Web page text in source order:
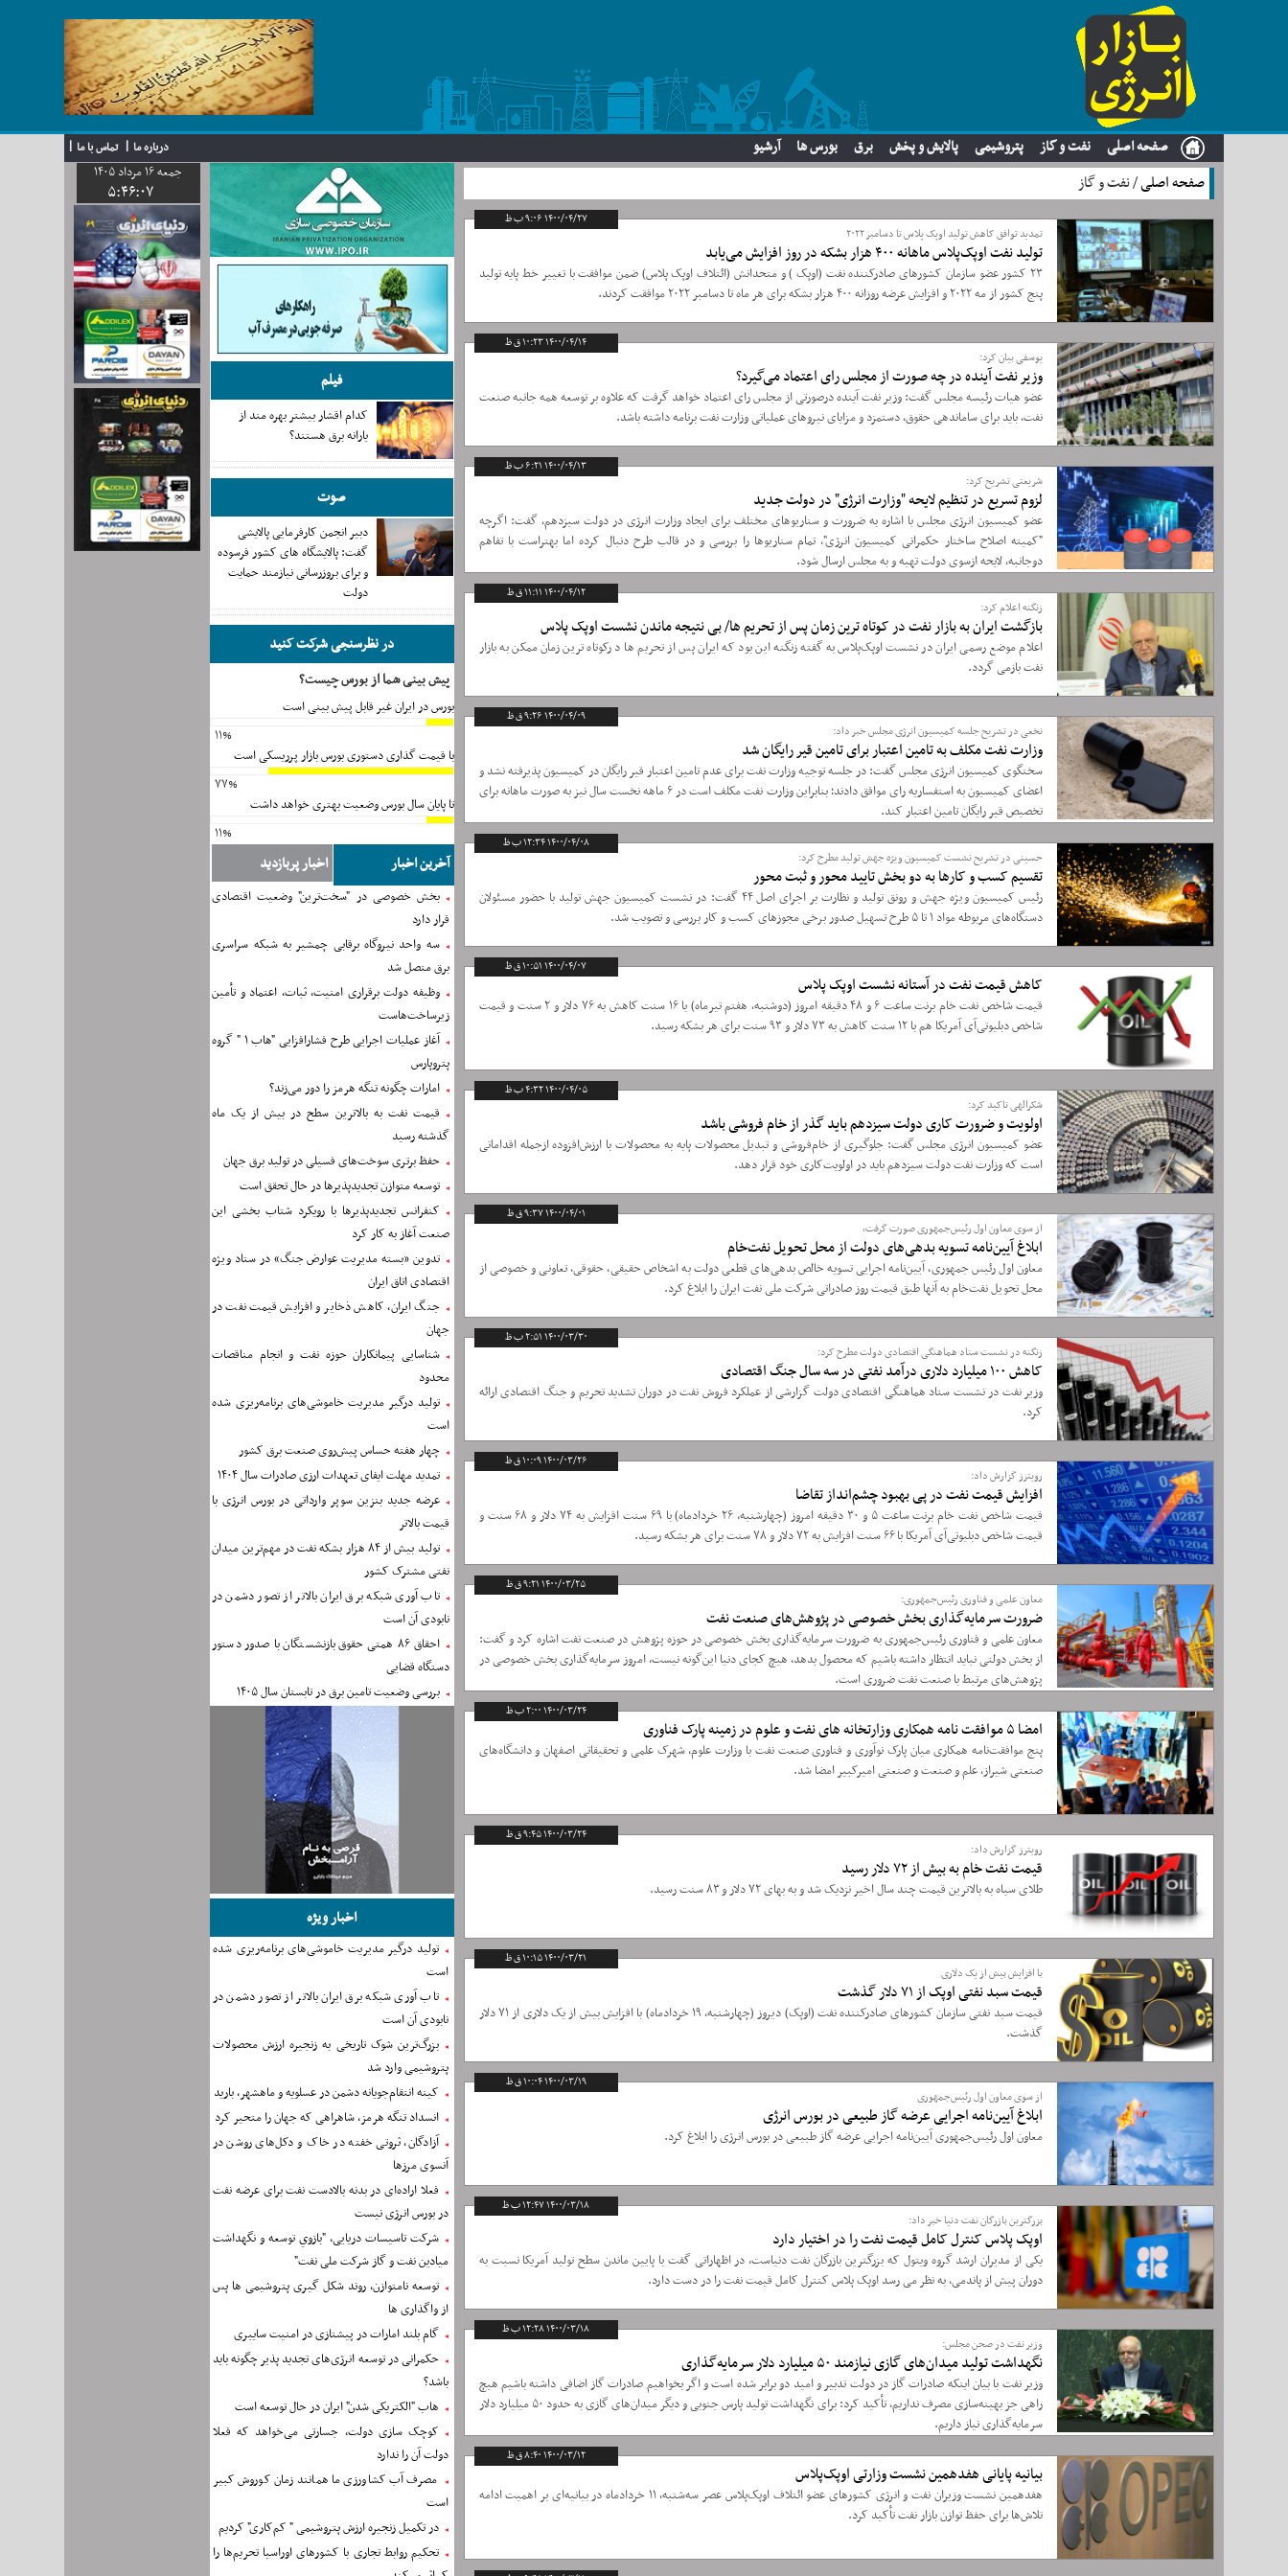
صفحه اصلی نفت و گاز پتروشیمی پالایش و پخش برق بورس ها آرشیو درباره ما |تماس با ما |
صفحه اصلی/ نفت و گاز
تمدید توافق کاهش تولید اوپک پلاس تا دسامبر ۲۰۲۲
تولید نفت اوپک‌پلاس ماهانه ۴۰۰ هزار بشکه‌ در روز افزایش می‌یابد
۲۳ کشور عضو سازمان کشورهای صادرکننده نفت (اوپک ) و متحدانش (ائتلاف اوپک پلاس) ضمن موافقت با تغییر خط پایه تولید
پنج کشور از مه ۲۰۲۲ و افزایش عرضه روزانه ۴۰۰ هزار بشکه برای هر ماه تا دسامبر ۲۰۲۲ موافقت کردند.
۱۴۰۰/۰۴/۲۷ ۹:۰۶ ب ظ
یوسفی بیان کرد:
وزیر نفت آینده در چه صورت از مجلس رای اعتماد می‌گیرد؟
عضو هیات رئیسه مجلس گفت: وزیر نفت آینده درصورتی از مجلس رای اعتماد خواهد گرفت که علاوه بر توسعه همه جانبه صنعت
نفت، باید برای ساماندهی حقوق، دستمزد و مزایای نیروهای عملیاتی وزارت نفت برنامه داشته باشد.
۱۴۰۰/۰۴/۱۴ ۱۰:۲۳ ق ظ
شریعتی تشریح کرد:
لزوم تسریع در تنظیم لایحه "وزارت انرژی" در دولت جدید
عضو کمیسیون انرژی مجلس با اشاره به ضرورت و سناریوهای مختلف برای ایجاد وزارت انرژی در دولت سیزدهم، گفت: اگرچه
"کمیته اصلاح ساختار حکمرانی کمیسیون انرژی"، تمام سناریوها را بررسی و در قالب طرح دنبال کرده اما بهتراست با تفاهم
دوجانبه، لایحه ازسوی دولت تهیه و به مجلس ارسال شود.
۱۴۰۰/۰۴/۱۳ ۶:۲۱ ب ظ
زنگنه اعلام کرد:
بازگشت ایران به بازار نفت در کوتاه ترین زمان پس از تحریم ها/ بی نتیجه ماندن نشست اوپک پلاس
اعلام موضع رسمی ایران در نشست اوپک‌پلاس به گفته زنگنه این بود که ایران پس از تحریم ها د رکوتاه ترین زمان ممکن به بازار
نفت بازمی گردد.
۱۴۰۰/۰۴/۱۲ ۱۱:۱۱ ق ظ
نخعی در تشریح جلسه کمیسیون انرژی مجلس خبر داد:
وزارت نفت مکلف به تامین اعتبار برای تامین قیر رایگان شد
سخنگوی کمیسیون انرژی مجلس گفت: در جلسه توجیه وزارت نفت برای عدم تامین اعتبار قیر رایگان در کمیسیون پذیرفته نشد و
اعضای کمیسیون به استفساریه رای موافق دادند؛ بنابراین وزارت نفت مکلف است در ۶ ماهه نخست سال نیز به صورت ماهانه برای
تخصیص قیر رایگان تامین اعتبار کند.
۱۴۰۰/۰۴/۰۹ ۹:۲۶ ق ظ
حسینی در تشریح نشست کمیسیون ویژه جهش تولید مطرح کرد:
تقسیم کسب و کارها به دو بخش تایید محور و ثبت محور
رئیس کمیسیون ویژه جهش و رونق تولید و نظارت بر اجرای اصل ۴۴ گفت: در نشست کمیسیون جهش تولید با حضور مسئولان
دستگاه‌های مربوطه مواد ۱ تا ۵ طرح تسهیل صدور برخی مجوزهای کسب و کار بررسی و تصویب شد.
۱۴۰۰/۰۴/۰۸ ۱۲:۳۴ ب ظ
کاهش قیمت نفت در آستانه نشست اوپک پلاس
قیمت شاخص نفت خام برنت ساعت ۶ و ۴۸ دقیقه امروز (دوشنبه، هفتم تیرماه) با ۱۶ سنت کاهش به ۷۶ دلار و ۲ سنت و قیمت
شاخص دبلیوتی‌آی آمریکا هم با ۱۲ سنت کاهش به ۷۳ دلار و ۹۳ سنت برای هر بشکه رسید.
۱۴۰۰/۰۴/۰۷ ۱۰:۵۱ ق ظ
شکرالهی تاکید کرد:
اولویت و ضرورت کاری دولت سیزدهم باید گذر از خام فروشی باشد
عضو کمیسیون انرژی مجلس گفت: جلوگیری از خام‌فروشی و تبدیل محصولات پایه به محصولات با ارزش‌افزوده ازجمله اقداماتی
است که وزارت نفت دولت سیزدهم باید در اولویت‌کاری خود قرار دهد.
۱۴۰۰/۰۴/۰۵ ۴:۳۲ ب ظ
از سوی معاون اول رئیس‌جمهوری صورت گرفت،
ابلاغ آیین‌نامه تسویه بدهی‌های دولت از محل تحویل نفت‌خام
معاون اول رئیس جمهوری، آیین‌نامه اجرایی تسویه خالص بدهی‌های قطعی دولت به اشخاص حقیقی، حقوقی، تعاونی و خصوصی از
محل تحویل نفت‌خام به آنها طبق قیمت روز صادراتی شرکت ملی نفت ایران را ابلاغ کرد.
۱۴۰۰/۰۴/۰۱ ۹:۳۷ ق ظ
زنگنه در نشست ستاد هماهنگی اقتصادی دولت مطرح کرد:
کاهش ۱۰۰ میلیارد دلاری درآمد نفتی در سه سال جنگ اقتصادی
وزیر نفت در نشست ستاد هماهنگی اقتصادی دولت گزارشی از عملکرد فروش نفت در دوران تشدید تحریم و جنگ اقتصادی ارائه
کرد.
۱۴۰۰/۰۳/۳۰ ۲:۵۱ ب ظ
رویترز گزارش داد:
افزایش قیمت نفت در پی بهبود چشم‌انداز تقاضا
قیمت شاخص نفت خام برنت ساعت ۵ و ۳۰ دقیقه امروز (چهارشنبه، ۲۶ خردادماه) با ۶۹ سنت افزایش به ۷۴ دلار و ۶۸ سنت و
قیمت شاخص دبلیوتی‌آی آمریکا با ۶۶ سنت افزایش به ۷۲ دلار و ۷۸ سنت برای هر بشکه رسید.
۱۴۰۰/۰۳/۲۶ ۱۰:۰۹ ق ظ
معاون علمی و فناوری رئیس‌جمهوری:
ضرورت سرمایه‌گذاری بخش خصوصی در پژوهش‌های صنعت نفت
معاون علمی و فناوری رئیس‌جمهوری به ضرورت سرمایه‌گذاری بخش خصوصی در حوزه پژوهش در صنعت نفت اشاره کرد و گفت:
از بخش دولتی نباید انتظار داشته باشیم که محصول بدهد، هیچ کجای دنیا این‌گونه نیست، امروز سرمایه‌گذاری بخش خصوصی در
پژوهش‌های مرتبط با صنعت نفت ضروری است.
۱۴۰۰/۰۳/۲۵ ۹:۲۱ ق ظ
امضا ۵ موافقت نامه همکاری وزارتخانه های نفت و علوم در زمینه پارک فناوری
پنج موافقت‌نامه همکاری میان پارک نوآوری و فناوری صنعت نفت با وزارت علوم، شهرک علمی و تحقیقاتی اصفهان و دانشگاه‌های
صنعتی شیراز، علم و صنعت و صنعتی امیرکبیر امضا شد.
۱۴۰۰/۰۳/۲۴ ۲:۰۰ ب ظ
رویترز گزارش داد:
قیمت نفت خام به بیش از ۷۲ دلار رسید
طلای سیاه به بالاترین قیمت‌ چند سال اخیر نزدیک شد و به بهای ۷۲ دلار و ۸۳ سنت رسید.
۱۴۰۰/۰۳/۲۴ ۹:۴۵ ق ظ
با افزایش بیش از یک دلاری
قیمت سبد نفتی اوپک از ۷۱ دلار گذشت
قیمت سبد نفتی سازمان کشورهای صادرکننده نفت (اوپک) دیروز (چهارشنبه، ۱۹ خردادماه) با افزایش بیش از یک دلاری از ۷۱ دلار
گذشت.
۱۴۰۰/۰۳/۲۱ ۱۰:۱۵ ق ظ
از سوی معاون اول رئیس‌جمهوری
ابلاغ آیین‌نامه اجرایی عرضه گاز طبیعی در بورس انرژی
معاون اول رئیس‌جمهوری آیین‌نامه اجرایی عرضه گاز طبیعی در بورس انرژی را ابلاغ کرد.
۱۴۰۰/۰۳/۱۹ ۱۰:۰۴ ق ظ
بزرگترین بازرگان نفت دنیا خبر داد:
اوپک پلاس کنترل کامل قیمت نفت را در اختیار دارد
یکی از مدیران ارشد گروه ویتول که بزرگترین بازرگان نفت دنیاست، در اظهاراتی گفت با پایین ماندن سطح تولید آمریکا نسبت به
دوران پیش از پاندمی، به نظر می رسد اوپک پلاس کنترل کامل قیمت نفت را در دست دارد.
۱۴۰۰/۰۳/۱۸ ۱۲:۴۷ ب ظ
وزیر نفت در صحن مجلس:
نگهداشت تولید میدان‌های گازی نیازمند ۵۰ میلیارد دلار سرمایه‌گذاری
وزیر نفت با بیان اینکه صادرات گاز در دولت تدبیر و امید دو برابر شده است و اگر بخواهیم صادرات گاز اضافی داشته باشیم هیچ
راهی جز بهینه‌سازی مصرف نداریم، تأکید کرد: برای نگهداشت تولید پارس جنوبی و دیگر میدان‌های گازی به حدود ۵۰ میلیارد دلار
سرمایه‌گذاری نیاز داریم.
۱۴۰۰/۰۳/۱۸ ۱۲:۲۸ ب ظ
بیانیه پایانی هفدهمین نشست وزارتی اوپک‌پلاس
هفدهمین نشست وزیران نفت و انرژی کشورهای عضو ائتلاف اوپک‌پلاس عصر سه‌شنبه، ۱۱ خردادماه در بیانیه‌ای بر اهمیت ادامه
تلاش‌ها برای حفظ توازن بازار نفت تأکید کرد.
۱۴۰۰/۰۳/۱۲ ۸:۴۰ ق ظ
فیلم
کدام اقشار بیشتر بهره مند از
یارانه برق هستند؟
صوت
دبیر انجمن کارفرمایی پالایشی
گفت: پالایشگاه های کشور فرسوده
و برای بروزرسانی نیازمند حمایت
دولت
در نظرسنجی شرکت کنید
پیش بینی شما از بورس چیست؟
بورس در ایران غیر قابل پیش بینی است
۱۱%
با قیمت گذاری دستوری بورس بازار پرریسکی است
۷۷%
تا پایان سال بورس وضعیت بهتری خواهد داشت
۱۱%
آخرین اخبار اخبار پربازدید
بخش خصوصی در "سخت‌ترین" وضعیت اقتصادی
قرار دارد
سه واحد نیروگاه برقابی چمشیر به شبکه سراسری
برق متصل شد
وظیفه دولت برقراری امنیت، ثبات، اعتماد و تأمین
زیرساخت‌هاست
آغاز عملیات اجرایی طرح فشارافزایی "هاب ۱ " گروه
پتروپارس
امارات چگونه تنگه هرمز را دور می‌زند؟
قیمت نفت به بالاترین سطح در بیش از یک ماه
گذشته رسید
حفظ برتری سوخت‌های فسیلی در تولید برق جهان
توسعه متوازن تجدیدپذیرها در حال تحقق است
کنفرانس تجدیدپذیرها با رویکرد شتاب بخشی این
صنعت آغاز به کار کرد
تدوین «بسته مدیریت عوارض جنگ» در ستاد ویژه
اقتصادی اتاق ایران
جنگ ایران، کاهش ذخایر و افزایش قیمت نفت در
جهان
شناسایی پیمانکاران حوزه نفت و انجام مناقصات
محدود
تولید درگیر مدیریت خاموشی‌های برنامه‌ریزی شده
است
چهار هفته حساس پیش‌روی صنعت برق کشور
تمدید مهلت ایفای تعهدات ارزی صادرات سال ۱۴۰۴
عرضه جدید بنزین سوپر وارداتی در بورس انرژی با
قیمت بالاتر
تولید بیش از ۸۴ هزار بشکه نفت در مهم‌ترین میدان
نفتی مشترک کشور
تاب آوری شبکه برق ایران بالاتر از تصور دشمن در
نابودی آن است
احقاق ۸۶ همتی حقوق بازنشستگان با صدور دستور
دستگاه قضایی
بررسی وضعیت تامین برق در تابستان سال ۱۴۰۵
اخبار ویژه
تولید درگیر مدیریت خاموشی‌های برنامه‌ریزی شده
است
تاب آوری شبکه برق ایران بالاتر از تصور دشمن در
نابودی آن است
بزرگ‌ترین شوک تاریخی به زنجیره ارزش محصولات
پتروشیمی وارد شد
کینه انتقام‌جویانه دشمن در عسلویه و ماهشهر، بارید
انسداد تنگه هرمز، شاهراهی که جهان را متحیر کرد
آزادگان، ثروتی خفته در خاک و دکل‌های روشن در
آنسوی مرزها
فعلا اراده‌ای در بدنه بالادست نفت برای عرضه نفت
در بورس انرژی نیست
شرکت تاسیسات دریایی، "بازوي توسعه و نگهداشت
ميادين نفت و گاز شرکت ملی نفت"
توسعه نامتوازن، روند شکل گیری پتروشیمی ها پس
از واگذاری ها
گام بلند امارات در پیشتازی در امنیت سایبری
حکمرانی در توسعه انرژی‌های تجدید پذیر چگونه باید
باشد؟
هاب "الکتریکی شدن" ایران در حال توسعه است
کوچک سازی دولت، جسارتی می‌خواهد که فعلا
دولت آن را ندارد
مصرف آب کشاورزی ما همانند زمان کوروش کبیر
است
در تکمیل زنجیره ارزش پتروشیمی " کم‌کاری" کردیم
تحکیم روابط تجاری با کشورهای اوراسیا تحریم‌ها را
جمعه ١۶ مرداد ١۴٠۵
۵:۴۶:٠٨